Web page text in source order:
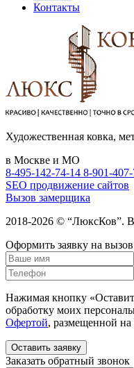
Контакты
Художественная ковка,
в Москве и МО
8-495-142-74-14 8-901-407-
SEO продвижение сайтов
Вызов замерщика
2018-2026 © “ЛюксКов”.
Оформить заявку на
Нажимая кнопку
обработку моих
Офертой, размещенной на
Оставить заявку
Заказать обратный звонок